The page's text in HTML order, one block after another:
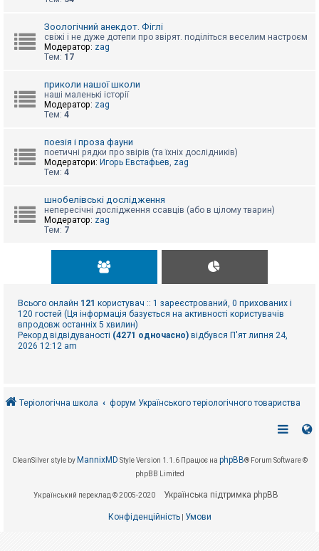
Зоологічний анекдот. Фіглі
свіжі і не дуже дотепи про звірят. поділіться веселим настроєм
Модератор: zag
Тем: 17
приколи нашої школи
наші маленькі історії
Модератор: zag
Тем: 4
поезія і проза фауни
поетичні рядки про звірів (та їхніх дослідників)
Модератори: Игорь Евстафьев, zag
Тем: 4
шнобелівські дослідження
непересічні дослідження ссавців (або в цілому тварин)
Модератор: zag
Тем: 7
Всього онлайн 121 користувач :: 1 зареєстрований, 0 прихованих і
120 гостей (Ця інформація базується на активності користувачів
впродовж останніх 5 хвилин)
Рекорд відвідуваності (4271 одночасно) відбувся П'ят липня 24,
2026 12:12 am
Теріологічна школа форум Українського теріологічного товариства
CleanSilver style by MannixMD Style Version 1.1.6 Працює на phpBB® Forum Software ©
phpBB Limited
Український переклад © 2005-2020 Українська підтримка phpBB
Конфіденційність| Умови